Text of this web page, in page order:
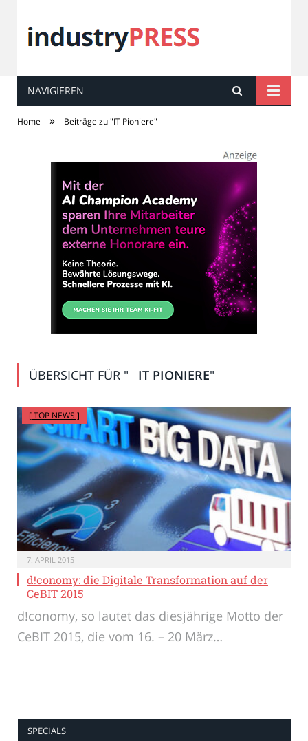
industryPRESS
NAVIGIEREN
Home » Beiträge zu "IT Pioniere"
ÜBERSICHT FÜR " IT PIONIERE"
[ TOP NEWS ]
7. APRIL 2015
d!conomy: die Digitale Transformation auf der
CeBIT 2015
d!conomy, so lautet das diesjährige Motto der
CeBIT 2015, die vom 16. – 20 März…
SPECIALS